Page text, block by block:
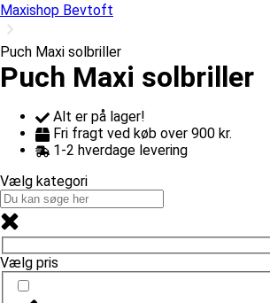
Maxishop Bevtoft
Puch Maxi solbriller
Puch Maxi solbriller
Alt er på lager!
Fri fragt ved køb over 900 kr.
1-2 hverdage levering
Vælg kategori
Vælg pris